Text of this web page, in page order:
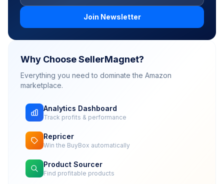
Join Newsletter
Why Choose SellerMagnet?
Everything you need to dominate the Amazon
marketplace.
Analytics Dashboard
Track profits & performance
Repricer
Win the BuyBox automatically
Product Sourcer
Find profitable products